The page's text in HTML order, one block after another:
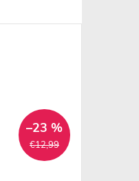
€12,99
–23 %